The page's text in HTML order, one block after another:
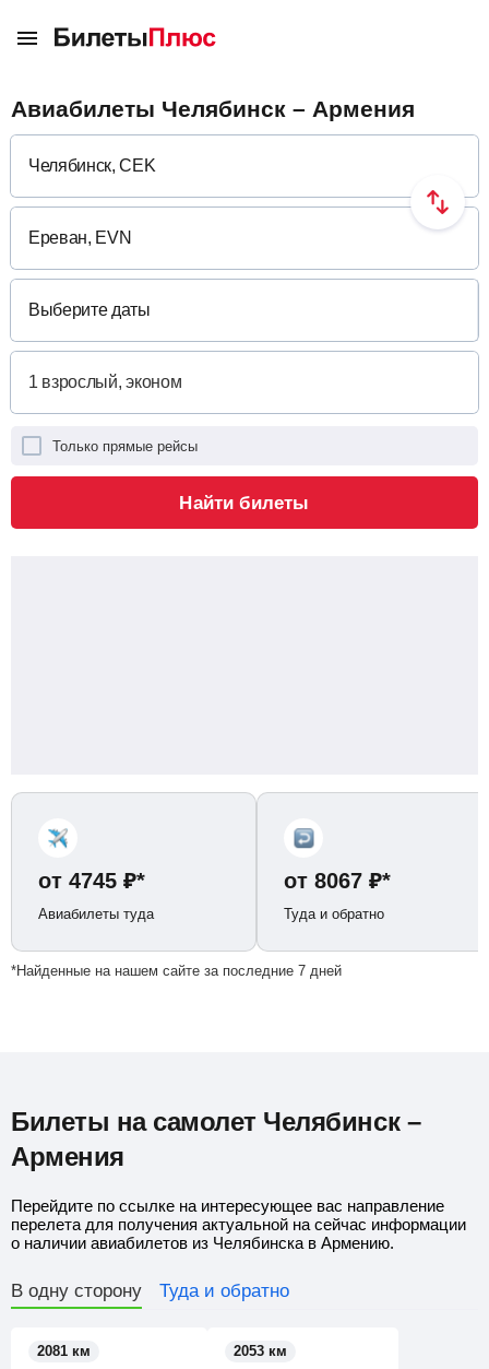
Авиабилеты Челябинск – Армения
Выберите даты
Только прямые рейсы
Найти билеты
от 4745 ₽*
Авиабилеты туда
от 8067 ₽*
Туда и обратно
*Найденные на нашем сайте за последние 7 дней
Билеты на самолет Челябинск –
Армения
Перейдите по ссылке на интересующее вас направление
перелета для получения актуальной на сейчас информации
о наличии авиабилетов из Челябинска в Армению.
В одну сторону Туда и обратно
2081 км 2053 км